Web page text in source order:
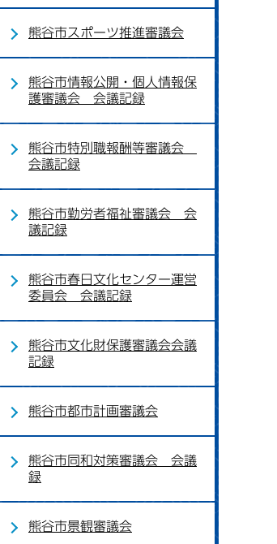
熊谷市スポーツ推進審議会
熊谷市情報公開・個人情報保
護審議会 会議記録
熊谷市特別職報酬等審議会
会議記録
熊谷市勤労者福祉審議会 会
議記録
熊谷市春日文化センター運営
委員会 会議記録
熊谷市文化財保護審議会会議
記録
熊谷市都市計画審議会
熊谷市同和対策審議会 会議
録
熊谷市景観審議会